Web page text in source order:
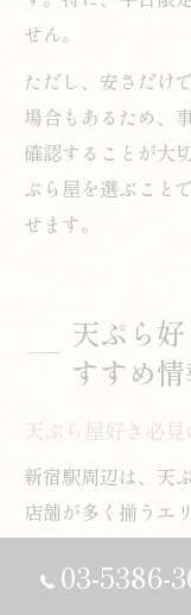
せん。
ただし、安さだけ
場合もあるため、
確認することが大
ぷら屋を選ぶこと
せます。
天ぷら
すすめ
天ぷら屋好き必
新宿駅周辺は、天
店舗が多く揃うエ
地はランチやディ
まで幅広いシーン
03-5386-